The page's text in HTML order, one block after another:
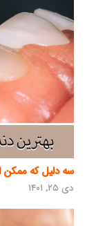
سه دلیل که ممکن
دی ۲۵, ۱۴۰۱